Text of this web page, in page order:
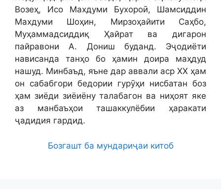
Возеҳ, Исо Махдуми Бухороӣ, Шамсиддин
Махдуми Шоҳин, Мирзоҳайити Саҳбо,
Муҳаммадсиддиқ Ҳайрат ва дигарон
пайравони А. Дониш буданд. Эҷодиёти
нависанда танҳо бо ҳамин доира маҳдуд
нашуд. Минбаъд, яъне дар аввали аср XX ҳам
он сабабгори бедории гурӯҳи нисбатан боз
ҳам зиёди зиёиёну талабагон ва ниҳоят яке
аз манбаъҳои ташаккулёбии ҳаракати
ҷадидия гардид.
Бозгашт ба мундариҷаи китоб